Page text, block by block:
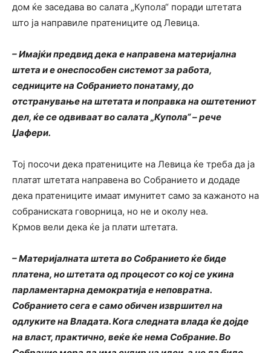
дом ќе заседава во салата „Купола“ поради штетата
што ја направиле пратениците од Левица.
– Имајќи предвид дека е направена материјална
штета и е онеспособен системот за работа,
седниците на Собранието понатаму, до
отстранување на штетата и поправка на оштетениот
дел, ќе се одвиваат во салата „Купола“ – рече
Џафери.
Тој посочи дека пратениците на Левица ќе треба да ја
платат штетата направена во Собранието и додаде
дека пратениците имаат имунитет само за кажаното на
собраниската говорница, но не и околу неа.
Крмов вели дека ќе ја плати штетата.
– Материјалната штета во Собранието ќе биде
платена, но штетата од процесот со кој се укина
парламентарна демократија е неповратна.
Собранието сега е само обичен извршител на
одлуките на Владата. Кога следната влада ќе дојде
на власт, практично, веќе ќе нема Собрание. Во